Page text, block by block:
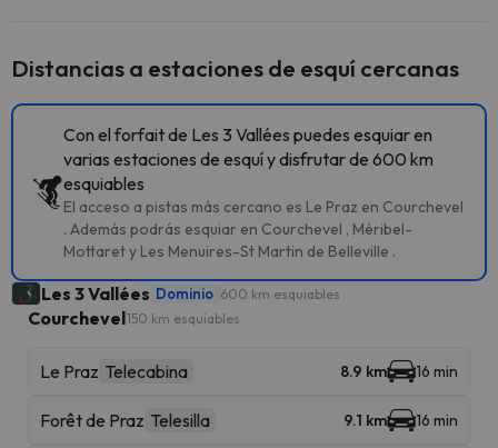
Distancias a estaciones de esquí cercanas
Con el forfait de Les 3 Vallées puedes esquiar en
varias estaciones de esquí y disfrutar de 600 km
esquiables
El acceso a pistas más cercano es Le Praz en Courchevel
. Además podrás esquiar en Courchevel , Méribel-
Mottaret y Les Menuires-St Martin de Belleville .
Les 3 Vallées Dominio 600 km esquiables
Courchevel150 km esquiables
Le Praz Telecabina 8.9 km 16 min
Forêt de Praz Telesilla 9.1 km 16 min